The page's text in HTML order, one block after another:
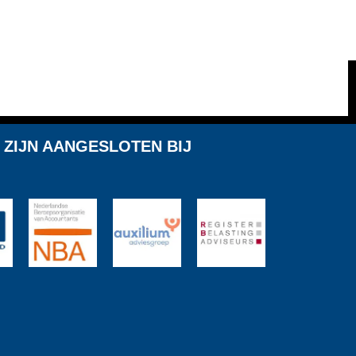
AANGESLOTEN BIJ